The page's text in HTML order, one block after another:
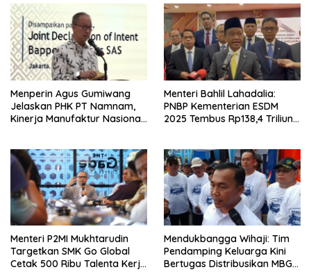
Menperin Agus Gumiwang
Jelaskan PHK PT Namnam,
Kinerja Manufaktur Nasional
Menteri Bahlil Lahadalia:
PNBP Kementerian ESDM
2025 Tembus Rp138,4 Triliun,
Menteri P2MI Mukhtarudin
Targetkan SMK Go Global
Cetak 500 Ribu Talenta Kerja
Mendukbangga Wihaji: Tim
Pendamping Keluarga Kini
Bertugas Distribusikan MBG